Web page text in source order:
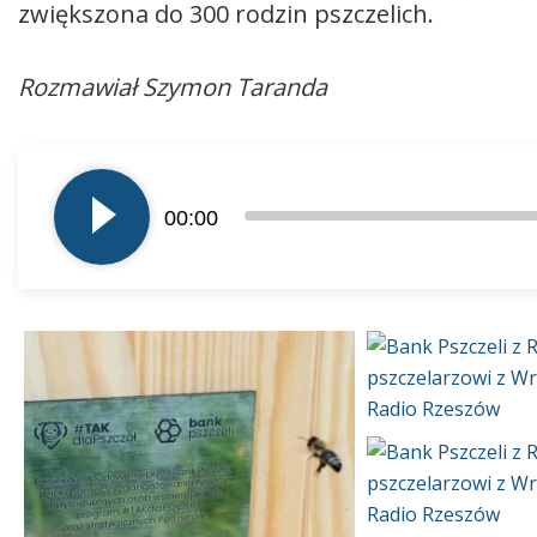
zwiększona do 300 rodzin pszczelich.
Rozmawiał Szymon Taranda
plików
dźwiękowych
00:00